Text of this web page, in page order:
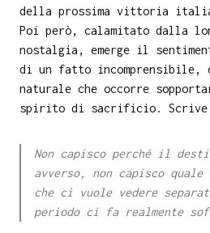
della prossima vittoria
Poi però, calamitato dalla
nostalgia, emerge il
di un fatto incomprensibile,
naturale che occorre
spirito di sacrificio. Scrive
Non capisco perché il
avverso, non capisco quale
che ci vuole vedere
periodo ci fa realmente